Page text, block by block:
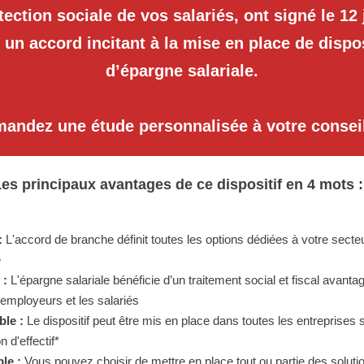
sociale de vos salariés, ont signé le 12
un accord incitant à la mise en place de
d’épargne salariale.
une étude personnalisée à votre
principaux avantages de ce dispositif en 4 mots :
L'accord de branche définit toutes les options dédiées à votre
: L'épargne salariale bénéficie d’un traitement social et fiscal
et les salariés
: Le dispositif peut être mis en place dans toutes les entreprises
d'effectif*
: Vous pouvez choisir de mettre en place tout ou partie des